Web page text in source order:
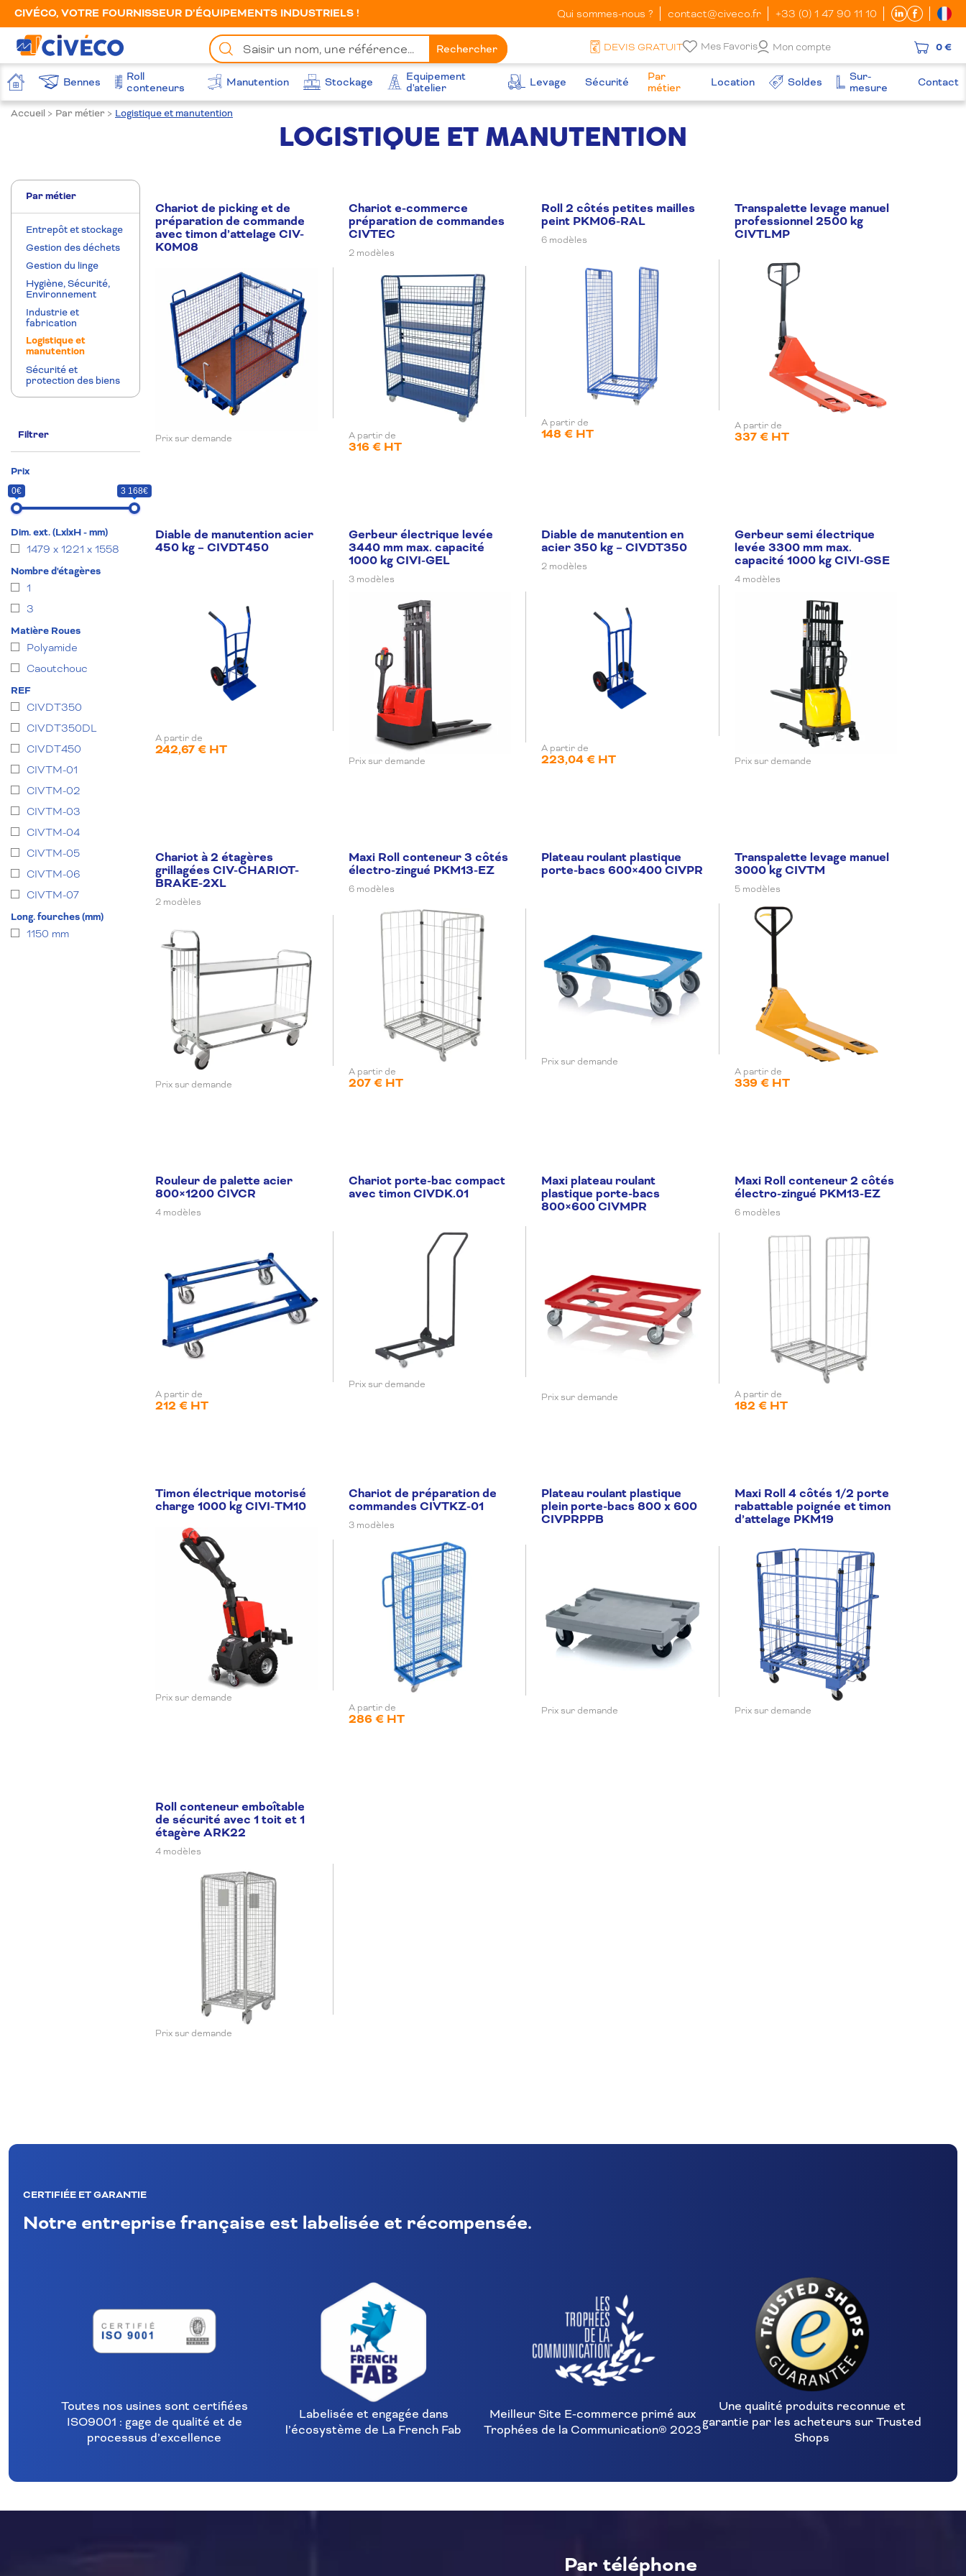
CIVÉCO, VOTRE FOURNISSEUR D’ÉQUIPEMENTS INDUSTRIELS ! Qui sommes-nous ? contact@civeco.fr +33 (0) 1 47 90 11 10
Chercher
un
produit
Rechercher DEVIS GRATUIT Mes Favoris Mon compte 0 €
Accueil Bennes
Roll
conteneurs
Manutention Stockage
Equipement
d'atelier
Levage Sécurité
Par
métier
Location Soldes
Sur-
mesure
Contact
Accueil > Par métier > Logistique et manutention
LOGISTIQUE ET MANUTENTION
Par métier
Entrepôt et stockage
Gestion des déchets
Gestion du linge
Hygiène, Sécurité,
Environnement
Industrie et
fabrication
Logistique et
manutention
Sécurité et
protection des biens
Filtrer
Prix
0€ 3 168€
Prix
min
Prix
max
Dim. ext. (LxlxH - mm)
1479 x 1221 x 1558
Nombre d'étagères
1
3
Matière Roues
Polyamide
Caoutchouc
REF
CIVDT350
CIVDT350DL
CIVDT450
CIVTM-01
CIVTM-02
CIVTM-03
CIVTM-04
CIVTM-05
CIVTM-06
CIVTM-07
Long. fourches (mm)
1150 mm
Chariot de picking et de
préparation de commande
avec timon d’attelage CIV-
K0M08
Prix sur demande
Chariot e-commerce
préparation de commandes
CIVTEC
2 modèles
A partir de
316 € HT
Roll 2 côtés petites mailles
peint PKM06-RAL
6 modèles
A partir de
148 € HT
Transpalette levage manuel
professionnel 2500 kg
CIVTLMP
A partir de
337 € HT
Diable de manutention acier
450 kg – CIVDT450
A partir de
242,67 € HT
Gerbeur électrique levée
3440 mm max. capacité
1000 kg CIVI-GEL
3 modèles
Prix sur demande
Diable de manutention en
acier 350 kg – CIVDT350
2 modèles
A partir de
223,04 € HT
Gerbeur semi électrique
levée 3300 mm max.
capacité 1000 kg CIVI-GSE
4 modèles
Prix sur demande
Chariot à 2 étagères
grillagées CIV-CHARIOT-
BRAKE-2XL
2 modèles
Prix sur demande
Maxi Roll conteneur 3 côtés
électro-zingué PKM13-EZ
6 modèles
A partir de
207 € HT
Plateau roulant plastique
porte-bacs 600×400 CIVPR
Prix sur demande
Transpalette levage manuel
3000 kg CIVTM
5 modèles
A partir de
339 € HT
Rouleur de palette acier
800×1200 CIVCR
4 modèles
A partir de
212 € HT
Chariot porte-bac compact
avec timon CIVDK.01
Prix sur demande
Maxi plateau roulant
plastique porte-bacs
800×600 CIVMPR
Prix sur demande
Maxi Roll conteneur 2 côtés
électro-zingué PKM13-EZ
6 modèles
A partir de
182 € HT
Timon électrique motorisé
charge 1000 kg CIVI-TM10
Prix sur demande
Chariot de préparation de
commandes CIVTKZ-01
3 modèles
A partir de
286 € HT
Plateau roulant plastique
plein porte-bacs 800 x 600
CIVPRPPB
Prix sur demande
Maxi Roll 4 côtés 1/2 porte
rabattable poignée et timon
d’attelage PKM19
Prix sur demande
Roll conteneur emboîtable
de sécurité avec 1 toit et 1
étagère ARK22
4 modèles
Prix sur demande
CERTIFIÉE ET GARANTIE
Notre entreprise française est labelisée et récompensée.
Toutes nos usines sont certifiées
ISO9001 : gage de qualité et de
processus d’excellence
Labelisée et engagée dans
l’écosystème de La French Fab
Meilleur Site E‑commerce primé aux
Trophées de la Communication® 2023
Une qualité produits reconnue et
garantie par les acheteurs sur Trusted
Shops
Par téléphone